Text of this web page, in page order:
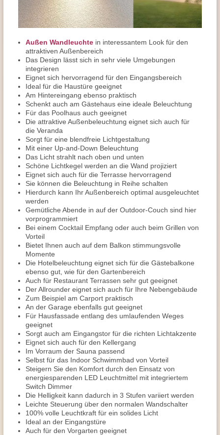
Außen Wandleuchte in interessantem Look für den
attraktiven Außenbereich
Das Design lässt sich in sehr viele Umgebungen
integrieren
Eignet sich hervorragend für den Eingangsbereich
Ideal für die Haustüre geeignet
Am Hintereingang ebenso praktisch
Schenkt auch am Gästehaus eine ideale Beleuchtung
Für das Poolhaus auch geeignet
Die attraktive Außenbeleuchtung eignet sich auch für
die Veranda
Sorgt für eine blendfreie Lichtgestaltung
Mit einer Up-and-Down Beleuchtung
Das Licht strahlt nach oben und unten
Schöne Lichtkegel werden an die Wand projiziert
Eignet sich auch für die Terrasse hervorragend
Sie können die Beleuchtung in Reihe schalten
Hierdurch kann Ihr Außenbereich optimal ausgeleuchtet
werden
Gemütliche Abende in auf der Outdoor-Couch sind hier
vorprogrammiert
Bei einem Cocktail Empfang oder auch beim Grillen von
Vorteil
Bietet Ihnen auch auf dem Balkon stimmungsvolle
Momente
Die Hotelbeleuchtung eignet sich für die Gästebalkone
ebenso gut, wie für den Gartenbereich
Auch für Restaurant Terrassen sehr gut geeignet
Der Allrounder eignet sich auch für Ihre Nebengebäude
Zum Beispiel am Carport praktisch
An der Garage ebenfalls gut geeignet
Für Hausfassade entlang des umlaufenden Weges
geeignet
Sorgt auch am Eingangstor für die richten Lichtakzente
Eignet sich auch für den Kellergang
Im Vorraum der Sauna passend
Selbst für das Indoor Schwimmbad von Vorteil
Steigern Sie den Komfort durch den Einsatz von
energiesparenden LED Leuchtmittel mit integriertem
Switch Dimmer
Die Helligkeit kann dadurch in 3 Stufen variiert werden
Leichte Steuerung über den normalen Wandschalter
100% volle Leuchtkraft für ein solides Licht
Ideal an der Eingangstüre
Auch für den Vorgarten geeignet